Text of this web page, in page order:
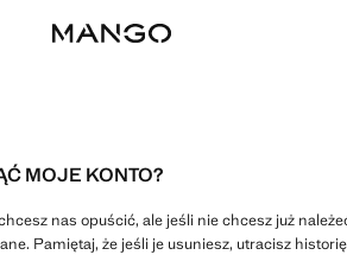
MOJE KONTO?
nas opuścić, ale jeśli nie chcesz już
Pamiętaj, że jeśli je usuniesz, utracisz